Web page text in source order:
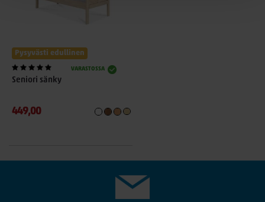
Pysyvästi edullinen
VARASTOSSA
Seniori sänky
449,00